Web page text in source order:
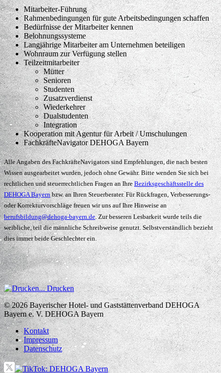
Mitarbeiter-Führung
Rahmenbedingungen für gute Arbeitsbedingungen schaffen
Bedürfnisse der Mitarbeiter kennen
Belohnungssysteme
Langjährige Mitarbeiter am Unternehmen beteiligen
Wohnraum zur Verfügung stellen
Teilzeitmitarbeiter
Mütter
Senioren
Studenten
Zusatzverdienst
Wiederkehrer
Dualstudenten
Integration
Kooperation mit Agentur für Arbeit / Umschulungen
FachkräfteNavigator DEHOGA Bayern
Alle Angaben des FachkräfteNavigators sind Empfehlungen, die nach besten
Wissen ausgearbeitet wurden, jedoch ohne Gewähr. Bitte wenden Sie sich bei
rechtlichen und steuerrechtlichen Fragen an Ihre Bezirksgeschäftsstelle des
DEHOGA Bayernbzw. an Ihren Steuerberater. Für Rückfragen, Verbesserungs-
oder Korrekturvorschläge freuen wir uns auf Ihre Hinweise an
berufsbildung@dehoga-bayern.de . Zur besseren Lesbarkeit wurde teils die
weibliche, teil die männliche Schreibweise genutzt. Selbstverständlich bezieht
dies immer beide Geschlechter ein.
Drucken
© 2026Bayerischer Hotel- und Gaststättenverband DEHOGA
Bayern e. V. DEHOGA Bayern
Kontakt
Impressum
Datenschutz